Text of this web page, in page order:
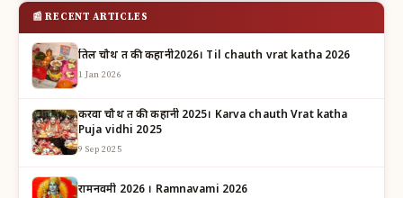
📰 RECENT ARTICLES
तिल चौथ व्रत की कहानी2026। Til chauth vrat katha 2026
1 Jan 2026
करवा चौथ व्रत की कहानी 2025। Karva chauth Vrat katha
Puja vidhi 2025
9 Sep 2025
रामनवमी 2026 । Ramnavami 2026